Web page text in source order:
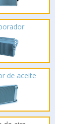
de aceite